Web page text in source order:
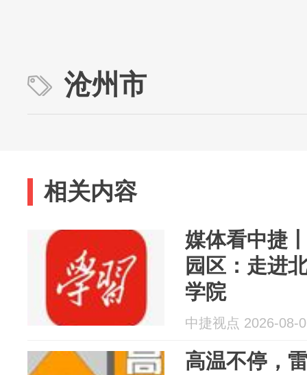
沧州市
相关内容
媒体看中捷
园区：走进
学院
中捷视点 2026-08-
高温不停，